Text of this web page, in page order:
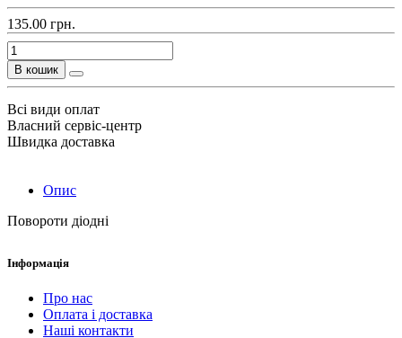
135.00 грн.
В кошик
Всі види оплат
Власний сервіс-центр
Швидка доставка
Опис
Повороти діодні
Інформація
Про нас
Оплата і доставка
Наші контакти